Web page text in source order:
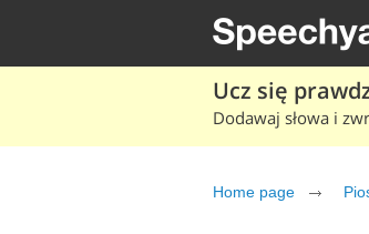
Ucz się
Dodawaj słowa i
Home page